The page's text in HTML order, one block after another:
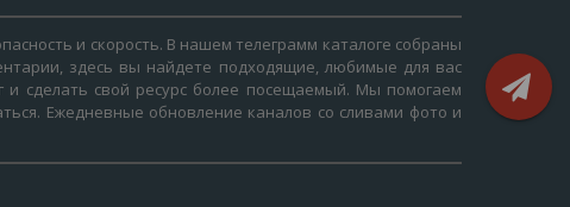
и скорость. В нашем телеграмм каталоге собраны
здесь вы найдете подходящие, любимые для вас
и сделать свой ресурс более посещаемый. Мы помогаем
Ежедневные обновление каналов со сливами фото и